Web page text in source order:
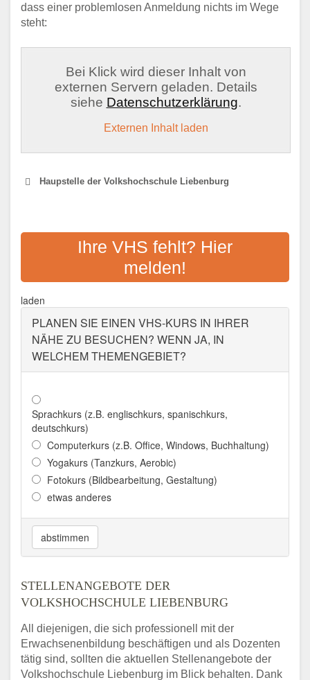
dass einer problemlosen Anmeldung nichts im Wege
steht:
Bei Klick wird dieser Inhalt von
externen Servern geladen. Details
siehe Datenschutzerklärung.
Externen Inhalt laden
Haupstelle der Volkshochschule Liebenburg
KVHS GOSLAR
Adresse: Klubgartenstr. 6, 38640 Goslar
Ihre VHS fehlt? Hier
melden!
laden
PLANEN SIE EINEN VHS-KURS IN IHRER
NÄHE ZU BESUCHEN? WENN JA, IN
WELCHEM THEMENGEBIET?
Sprachkurs (z.B. englischkurs, spanischkurs,
deutschkurs)
Computerkurs (z.B. Office, Windows, Buchhaltung)
Yogakurs (Tanzkurs, Aerobic)
Fotokurs (Bildbearbeitung, Gestaltung)
etwas anderes
abstimmen
STELLENANGEBOTE DER
VOLKSHOCHSCHULE LIEBENBURG
All diejenigen, die sich professionell mit der
Erwachsenenbildung beschäftigen und als Dozenten
tätig sind, sollten die aktuellen Stellenangebote der
Volkshochschule Liebenburg im Blick behalten. Dank